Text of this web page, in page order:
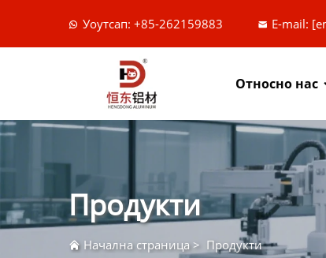
Уоутсап: +85-262159883 E-mail:
Относно нас
Продукти
Начална страница> Продукти